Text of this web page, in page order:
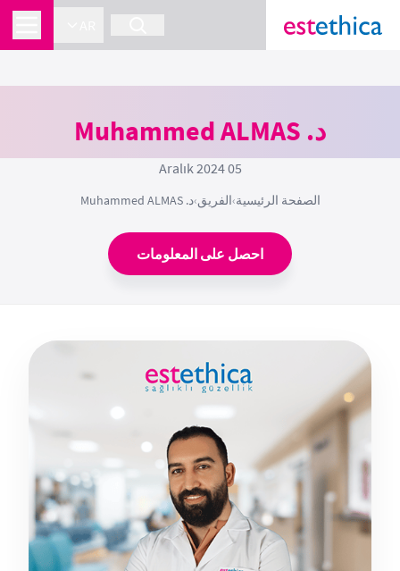
د. Muhammed ALMAS
05 Aralık 2024
الصفحة الرئيسية›الفريق›د. Muhammed ALMAS
احصل على المعلومات